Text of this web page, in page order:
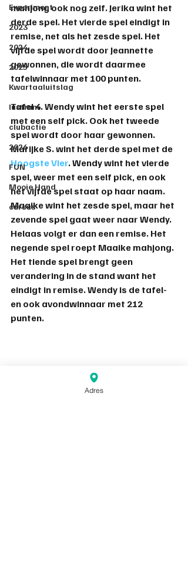
Experiment
2023
2024
2025
Kwartaaluitslag
lustrum
clubactie
2026
FUN
Mooie Hand
cursus
mahjong ook nog zelf. Jerika wint het
derde spel. Het vierde spel eindigt in
remise, net als het zesde spel. Het
vijfde spel wordt door Jeannette
gewonnen, die wordt daarmee
tafelwinnaar met 100 punten.
Tafel 4. Wendy wint het eerste spel
met een self pick. Ook het tweede
spel wordt door haar gewonnen.
Marijke S. wint het derde spel met de
Hoogste Vier. Wendy wint het vierde
spel, weer met een self pick, en ook
het vijfde spel staat op haar naam.
Maaike wint het zesde spel, maar het
zevende spel gaat weer naar Wendy.
Helaas volgt er dan een remise. Het
negende spel roept Maaike mahjong.
Het tiende spel brengt geen
verandering in de stand want het
eindigt in remise. Wendy is de tafel-
en ook avondwinnaar met 212
punten.
Adres